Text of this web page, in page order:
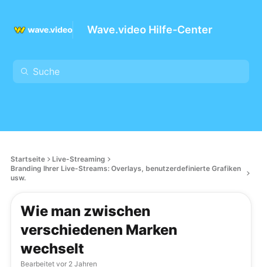
Wave.video Hilfe-Center
Startseite
Live-Streaming
Branding Ihrer Live-Streams: Overlays, benutzerdefinierte Grafiken
usw.
Wie man zwischen
verschiedenen Marken
wechselt
Bearbeitet vor 2 Jahren